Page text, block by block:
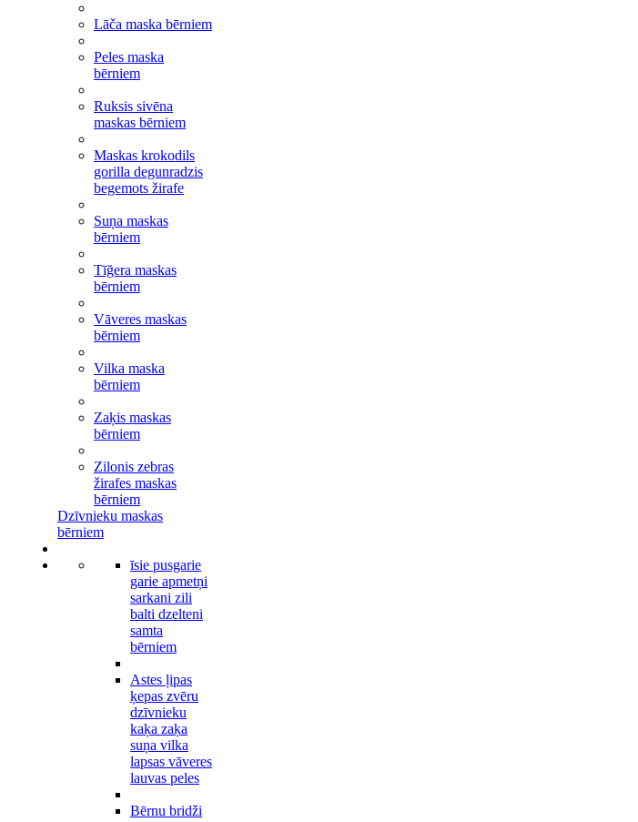
Lāča maska bērniem
Peles maska
bērniem
Ruksis sivēna
maskas bērniem
Maskas krokodils
gorilla degunradzis
begemots žirafe
Suņa maskas
bērniem
Tīğera maskas
bērniem
Vāveres maskas
bērniem
Vilka maska
bērniem
Zaķis maskas
bērniem
Zilonis zebras
žirafes maskas
bērniem
Dzīvnieku maskas
bērniem
īsie pusgarie
garie apmetņi
sarkani zili
balti dzelteni
samta
bērniem
Astes ļipas
ķepas zvēru
dzīvnieku
kaķa zaķa
suņa vilka
lapsas vāveres
lauvas peles
Bērnu bridži